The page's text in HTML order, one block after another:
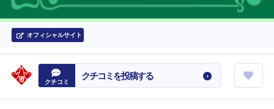
オフィシャルサイト
クチコミ クチコミを投稿する